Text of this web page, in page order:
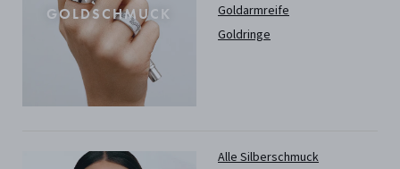
GOLDSCHMUCK
Goldarmreife
Goldringe
Alle Silberschmuck